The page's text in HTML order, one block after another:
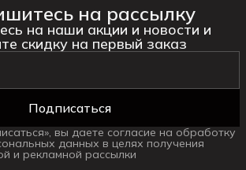
на рассылку
на наши акции и новости и
скидку на первый заказ
Подписаться
вы даете согласие на обработку
данных в целях получения
и рекламной рассылки